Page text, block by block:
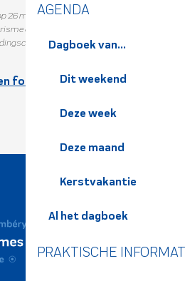
AGENDA
Dagboek van...
Dit weekend
Deze week
Deze maand
Kerstvakantie
Al het dagboek
PRAKTISCHE
26 maart 2025 in 10:45
de Belledonne Chartreuse
:
7301854)
fout melden